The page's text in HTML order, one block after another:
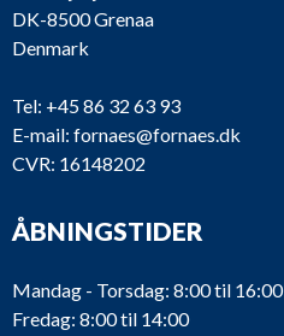
DK-8500 Grenaa
Denmark
Tel: +45 86 32 63 93
E-mail: fornaes@fornaes.dk
CVR: 16148202
ÅBNINGSTIDER
Mandag - Torsdag: 8:00 til 16:00
Fredag: 8:00 til 14:00